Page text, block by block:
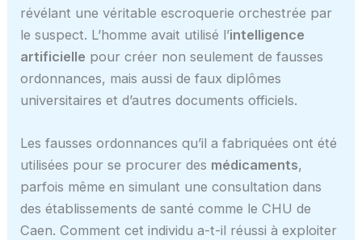
révélant une véritable escroquerie orchestrée par
le suspect. L’homme avait utilisé l’intelligence
artificielle pour créer non seulement de fausses
ordonnances, mais aussi de faux diplômes
universitaires et d’autres documents officiels.
Les fausses ordonnances qu’il a fabriquées ont été
utilisées pour se procurer des médicaments,
parfois même en simulant une consultation dans
des établissements de santé comme le CHU de
Caen. Comment cet individu a-t-il réussi à exploiter